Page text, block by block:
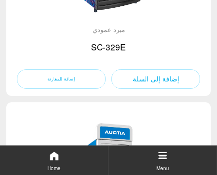
مبرد عمودي
SC-329E
إضافة إلى السلة
Home Menu